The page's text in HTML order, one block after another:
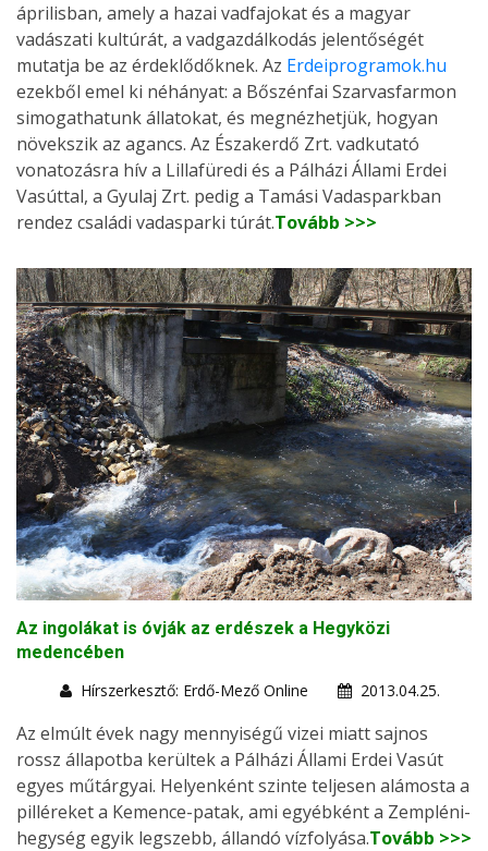
áprilisban, amely a hazai vadfajokat és a magyar
vadászati kultúrát, a vadgazdálkodás jelentőségét
mutatja be az érdeklődőknek. Az Erdeiprogramok.hu
ezekből emel ki néhányat: a Bőszénfai Szarvasfarmon
simogathatunk állatokat, és megnézhetjük, hogyan
növekszik az agancs. Az Északerdő Zrt. vadkutató
vonatozásra hív a Lillafüredi és a Pálházi Állami Erdei
Vasúttal, a Gyulaj Zrt. pedig a Tamási Vadasparkban
rendez családi vadasparki túrát.Tovább >>>
Az ingolákat is óvják az erdészek a Hegyközi
medencében
Hírszerkesztő: Erdő-Mező Online
2013.04.25.
Az elmúlt évek nagy mennyiségű vizei miatt sajnos
rossz állapotba kerültek a Pálházi Állami Erdei Vasút
egyes műtárgyai. Helyenként szinte teljesen alámosta a
pilléreket a Kemence-patak, ami egyébként a Zempléni-
hegység egyik legszebb, állandó vízfolyása.Tovább >>>